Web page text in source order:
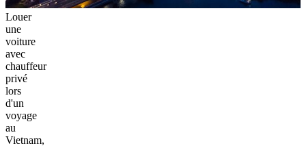
Louer
une
voiture
avec
chauffeur
privé
lors
d'un
voyage
au
Vietnam,